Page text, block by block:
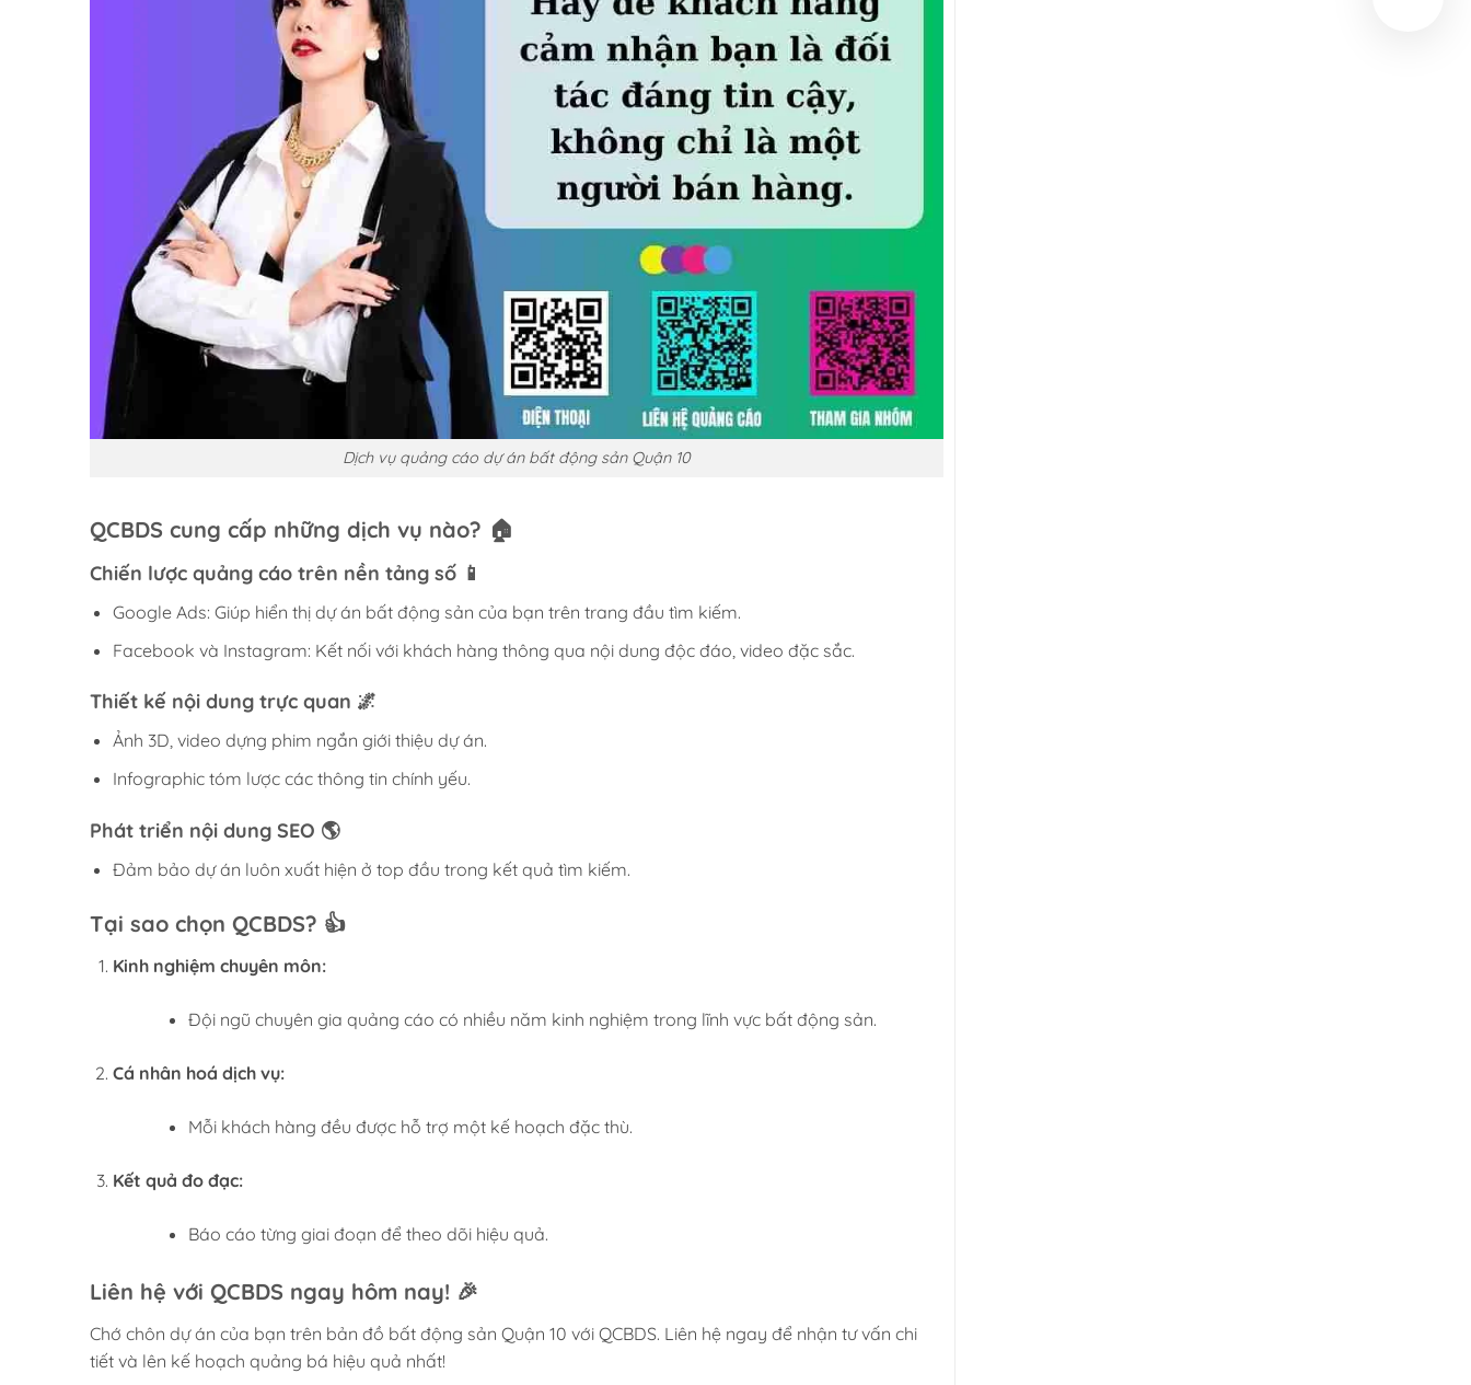
Dịch vụ quảng cáo dự án bất động sản Quận 10
QCBDS cung cấp những dịch vụ nào? 🏠
Chiến lược quảng cáo trên nền tảng số 📱
Google Ads: Giúp hiển thị dự án bất động sản của bạn trên trang đầu tìm kiếm.
Facebook và Instagram: Kết nối với khách hàng thông qua nội dung độc đáo, video đặc sắc.
Thiết kế nội dung trực quan 🌌
Ảnh 3D, video dựng phim ngắn giới thiệu dự án.
Infographic tóm lược các thông tin chính yếu.
Phát triển nội dung SEO 🌎
Đảm bảo dự án luôn xuất hiện ở top đầu trong kết quả tìm kiếm.
Tại sao chọn QCBDS? 👍
Kinh nghiệm chuyên môn:
Đội ngũ chuyên gia quảng cáo có nhiều năm kinh nghiệm trong lĩnh vực bất động sản.
Cá nhân hoá dịch vụ:
Mỗi khách hàng đều được hỗ trợ một kế hoạch đặc thù.
Kết quả đo đạc:
Báo cáo từng giai đoạn để theo dõi hiệu quả.
Liên hệ với QCBDS ngay hôm nay! 🎉
Chớ chôn dự án của bạn trên bản đồ bất động sản Quận 10 với QCBDS. Liên hệ ngay để nhận tư vấn chi
tiết và lên kế hoạch quảng bá hiệu quả nhất!